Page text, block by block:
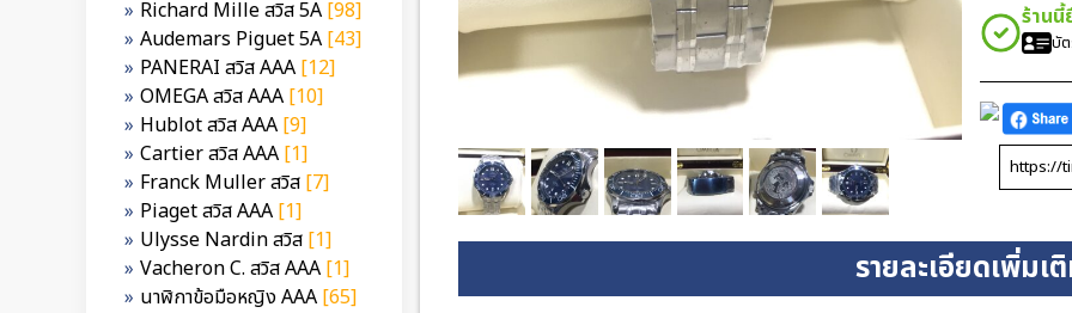
Richard Mille สวิส 5A [98]
Audemars Piguet 5A [43]
PANERAI สวิส AAA [12]
OMEGA สวิส AAA [10]
Hublot สวิส AAA [9]
Cartier สวิส AAA [1]
Franck Muller สวิส [7]
Piaget สวิส AAA [1]
Ulysse Nardin สวิส [1]
Vacheron C. สวิส AAA [1]
นาฬิกาข้อมือหญิง AAA [65]
ร้าน
บัต
รายละเอียดเพิ่มเ